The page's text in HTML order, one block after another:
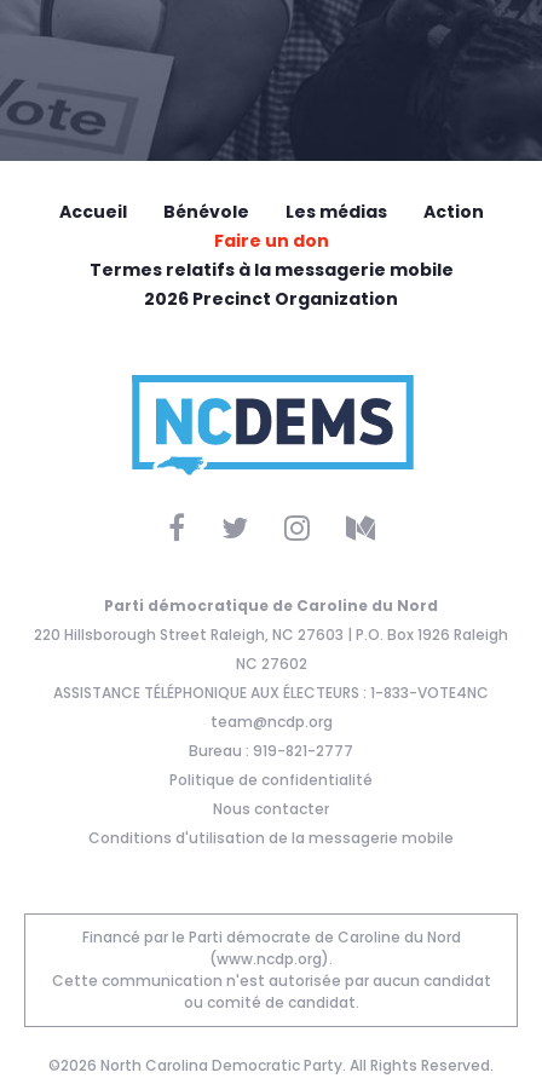
Accueil Bénévole Les médias
Action
Faire un don
Termes relatifs à la messagerie mobile
2026 Precinct Organization
Parti démocratique de Caroline du Nord
220 Hillsborough Street Raleigh, NC 27603 | P.O. Box 1926 Raleigh
NC 27602
ASSISTANCE TÉLÉPHONIQUE AUX ÉLECTEURS : 1-833-VOTE4NC
team@ncdp.org
Bureau : 919-821-2777
Politique de confidentialité
Nous contacter
Conditions d'utilisation de la messagerie mobile
Financé par le Parti démocrate de Caroline du Nord
(www.ncdp.org).
Cette communication n'est autorisée par aucun candidat
ou comité de candidat.
©2026 North Carolina Democratic Party. All Rights Reserved.